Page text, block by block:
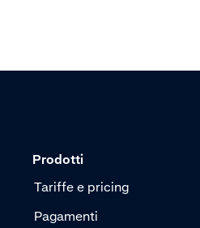
Prodotti
Tariffe e pricing
Pagamenti